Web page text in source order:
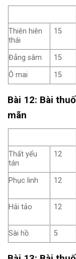
Thiên hiên
thái
15
Đẳng sâm 15
Ô mai
15
Bài 12: Bài
mãn
Thất yểu
tán
12
Phục linh 12
Hải tảo 12
Sài hồ 5